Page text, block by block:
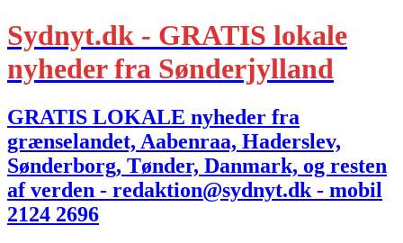
Sydnyt.dk - GRATIS lokale
nyheder fra Sønderjylland
GRATIS LOKALE nyheder fra
grænselandet, Aabenraa, Haderslev,
Sønderborg, Tønder, Danmark, og resten
af verden - redaktion@sydnyt.dk - mobil
2124 2696